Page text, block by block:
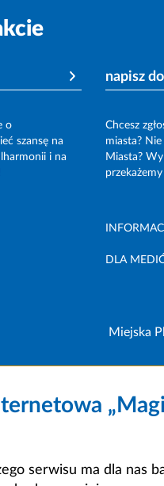
o
szansę na
i na
napisz
Chcesz
miasta?
Miasta?
DLA
Miejska
serwisu ma dla nas